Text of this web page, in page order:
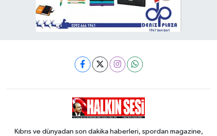
Kıbrıs ve dünyadan son dakika haberleri, spordan magazine,